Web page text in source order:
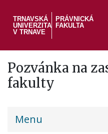
hlavný
TRNAVSKÁ
UNIVERZITA
V TRNAVE
PRÁVNICKÁ
FAKULTA
Pozvánka na
fakulty
PF
Menu